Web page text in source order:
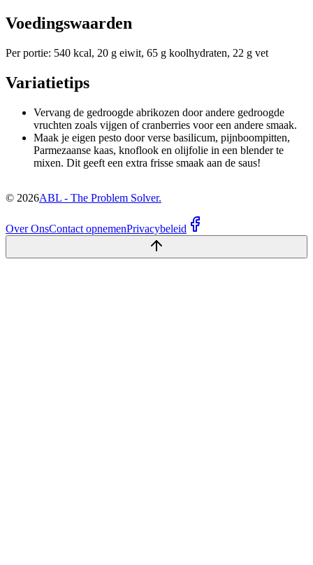
Voedingswaarden
Per portie: 540 kcal, 20 g eiwit, 65 g koolhydraten, 22 g vet
Variatietips
Vervang de gedroogde abrikozen door andere gedroogde
vruchten zoals vijgen of cranberries voor een andere smaak.
Maak je eigen pesto door verse basilicum, pijnboompitten,
Parmezaanse kaas, knoflook en olijfolie in een blender te
mixen. Dit geeft een extra frisse smaak aan de saus!
© 2026ABL - The Problem Solver.
Over OnsContact opnemenPrivacybeleid